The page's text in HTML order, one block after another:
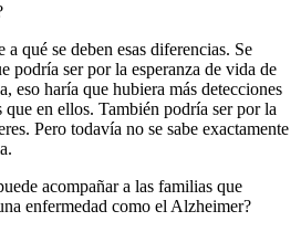
a qué se deben esas diferencias. Se
podría ser por la esperanza de vida de
eso haría que hubiera más detecciones
en ellos. También podría ser por la
Pero todavía no se sabe exactamente
acompañar a las familias que
enfermedad como el Alzheimer?